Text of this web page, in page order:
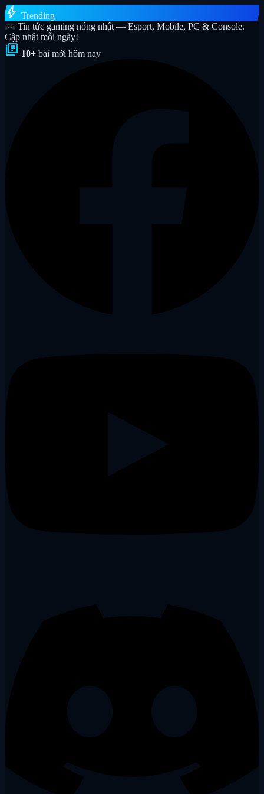
bolt Trending
Tin tức gaming nóng nhất — Esport, Mobile, PC & Console.
Cập nhật mỗi ngày!
library_books 10+ bài mới hôm nay